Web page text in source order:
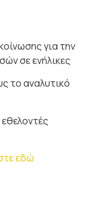
για την
σε ενήλικες
το αναλυτικό
εδώ